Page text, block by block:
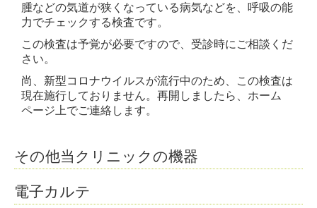
腫などの気道が狭くなっている病気などを、呼吸の能
力でチェックする検査です。
この検査は予覚が必要ですので、受診時にご相談くだ
さい。
尚、新型コロナウイルスが流行中のため、この検査は
現在施行しておりません。再開しましたら、ホーム
ページ上でご連絡します。
その他当クリニックの機器
電子カルテ